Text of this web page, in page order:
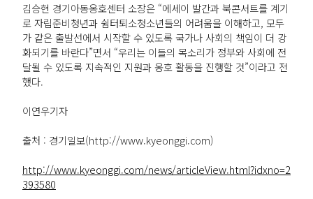
김승현 경기아동옹호센터 소장은 “에세이 발간과 북콘서트를 계기
로 자립준비청년과 쉼터퇴소청소년들의 어려움을 이해하고, 모두
가 같은 출발선에서 시작할 수 있도록 국가나 사회의 책임이 더 강
화되기를 바란다”면서 “우리는 이들의 목소리가 정부와 사회에 전
달될 수 있도록 지속적인 지원과 옹호 활동을 진행할 것”이라고 전
했다.
이연우기자
출처 : 경기일보(http://www.kyeonggi.com)
http://www.kyeonggi.com/news/articleView.html?idxno=2
393580